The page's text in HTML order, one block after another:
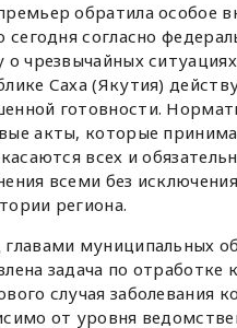
обратила особое
сегодня согласно
о чрезвычайных
Саха (Якутия)
готовности.
акты, которые
всех и
всеми без
региона.
муниципальных
задача по отработке
случая заболевания
от уровня